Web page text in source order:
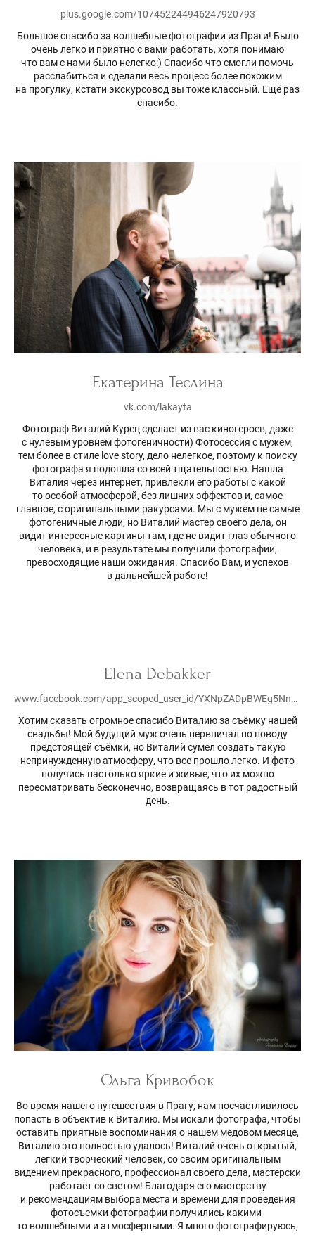
plus.google.com/107452244946247920793
Большое спасибо за волшебные фотографии из Праги! Было
очень легко и приятно с вами работать, хотя понимаю
что вам с нами было нелегко:) Спасибо что смогли помочь
расслабиться и сделали весь процесс более похожим
на прогулку, кстати экскурсовод вы тоже классный. Ещё раз
спасибо.
Екатерина Теслина
vk.com/lakayta
Фотограф Виталий Курец сделает из вас киногероев, даже
с нулевым уровнем фотогеничности) Фотосессия с мужем,
тем более в стиле love story, дело нелегкое, поэтому к поиску
фотографа я подошла со всей тщательностью. Нашла
Виталия через интернет, привлекли его работы с какой
то особой атмосферой, без лишних эффектов и, самое
главное, с оригинальными ракурсами. Мы с мужем не самые
фотогеничные люди, но Виталий мастер своего дела, он
видит интересные картины там, где не видит глаз обычного
человека, и в результате мы получили фотографии,
превосходящие наши ожидания. Спасибо Вам, и успехов
в дальнейшей работе!
Elena Debakker
www.facebook.com/app_scoped_user_id/YXNpZADpBWEg5NnViY3F6cUw3QzlzVHNrcVFwMHhvaFFiY2x1WkdDZAEYydXVfc1VCeTdkMzRIbzdxaHlMdGpuN2ZAsQUx1YTE1ZAkRvR0hwTXlCc3Q1OUZAMdDBGemdhbWpmclVPZAGJObDF1ZA1FQRWVaa3RVM09OS2cZD/
Хотим сказать огромное спасибо Виталию за съёмку нашей
свадьбы! Мой будущий муж очень нервничал по поводу
предстоящей съёмки, но Виталий сумел создать такую
непринужденную атмосферу, что все прошло легко. И фото
получись настолько яркие и живые, что их можно
пересматривать бесконечно, возвращаясь в тот радостный
день.
Ольга Кривобок
Во время нашего путешествия в Прагу, нам посчастливилось
попасть в объектив к Виталию. Мы искали фотографа, чтобы
оставить приятные воспоминания о нашем медовом месяце,
Виталию это полностью удалось! Виталий очень открытый,
легкий творческий человек, со своим оригинальным
видением прекрасного, профессионал своего дела, мастерски
работает со светом! Благодаря его мастерству
и рекомендациям выбора места и времени для проведения
фотосъемки фотографии получились какими-
то волшебными и атмосферными. Я много фотографируюсь,